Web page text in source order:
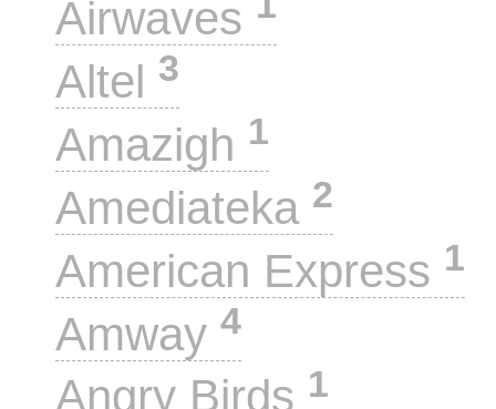
Airwaves
Altel 3
Amazigh 1
Amediateka 2
American Express 1
Amway 4
Angry Birds 1